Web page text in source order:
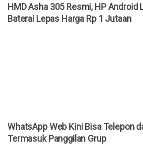
HMD Asha 305 Resmi, HP Android
Baterai Lepas Harga Rp 1 Jutaan
WhatsApp Web Kini Bisa Telepon
Termasuk Panggilan Grup